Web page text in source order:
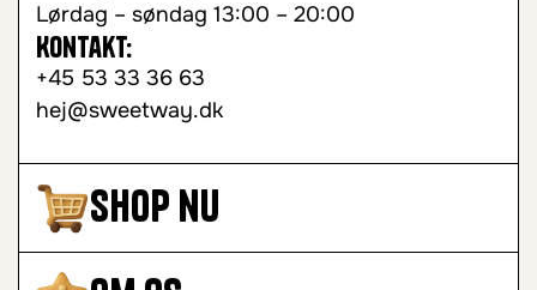
Shop nu
Lørdag – søndag 13:00 – 20:00
Kontakt:
+45 53 33 36 63
hej@sweetway.dk